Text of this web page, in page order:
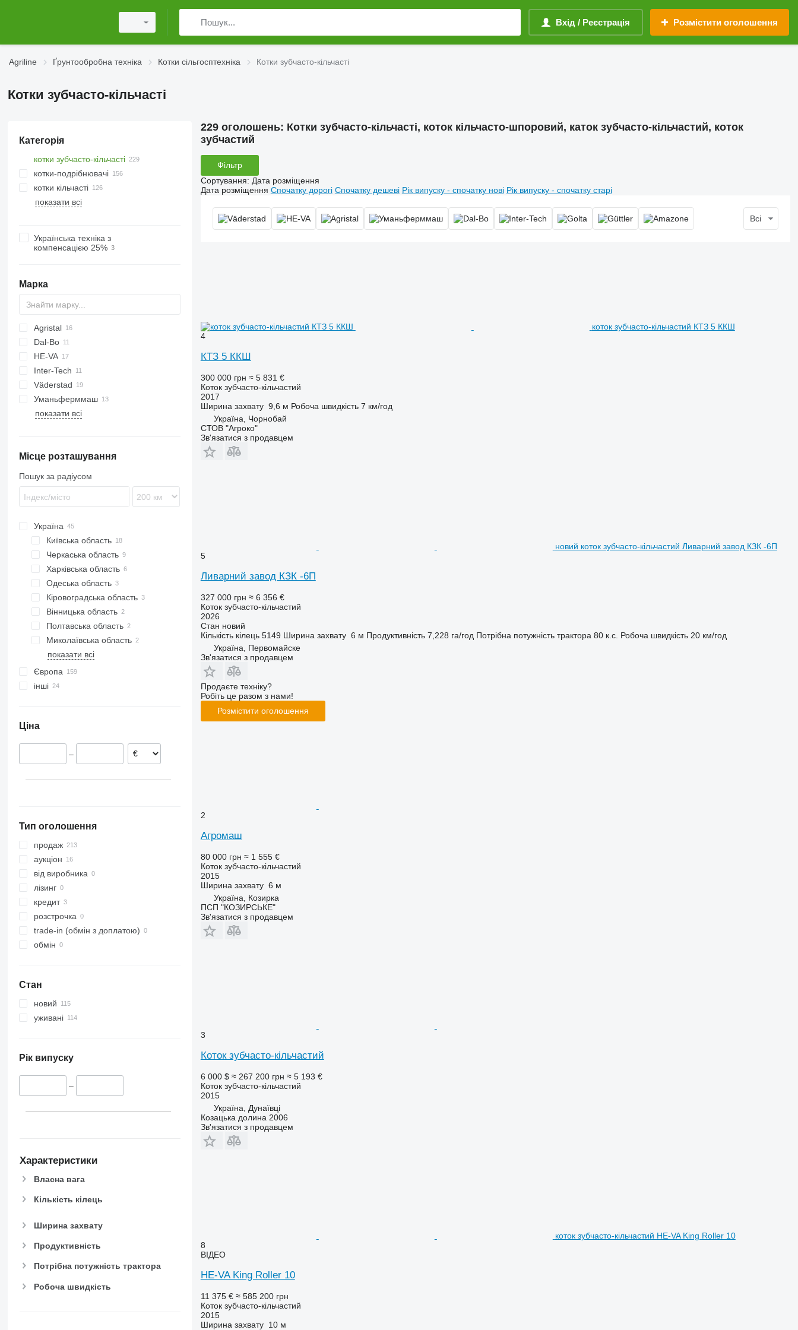
Вхід / Реєстрація Розмістити оголошення
Agriline Ґрунтообробна техніка Котки сільгосптехніка Котки зубчасто-кільчасті
Котки зубчасто-кільчасті
Категорія
котки зубчасто-кільчасті
котки-подрібнювачі
котки кільчасті
показати всі
Українська техніка з
компенсацією 25%
Марка
Agristal
Dal-Bo
Minimax
Multiflex
HE-VA
Inter-Tech
Vari-Master
Zirkon
Lion
KL
Väderstad
Carrier
Rexius
Уманьферммаш
КЗК
показати всі
Місце розташування
Пошук за радіусом
Україна
Київська область
Київ
Вишневе
Черкаська область
Звенигородка
Чорнобай
Золотоноша
Харківська область
Харків
Пісочин
Одеська область
Кіровоградська область
Кропивницький
Знам'янка
Вінницька область
Стрижавка
Полтавська область
Лубни
Миколаївська область
Козирка
Коростень
Дунаївці
Дніпро
показати всі
Європа
Швеція
Литва
інші
Ціна
–
Тип оголошення
продаж
аукціон
від виробника
лізинг
кредит
розстрочка
trade-in (обмін з доплатою)
обмін
Стан
новий
уживані
Рік випуску
–
Характеристики
Власна вага
Кількість кілець
Ширина захвату
Продуктивність
Потрібна потужність трактора
Робоча швидкість
229 оголошень: Котки зубчасто-кільчасті, коток кільчасто-шпоровий, каток зубчасто-кільчастий, коток
зубчастий
Фільтр
Сортування: Дата розміщення
Дата розміщення Спочатку дорогі Спочатку дешеві Рік випуску - спочатку нові Рік випуску - спочатку старі
Всі
коток зубчасто-кільчастий КТЗ 5 ККШ
4
КТЗ 5 ККШ
300 000 грн ≈ 5 831 €
Коток зубчасто-кільчастий
2017
Ширина захвату 9,6 м Робоча швидкість 7 км/год
Україна, Чорнобай
СТОВ "Агроко"
Зв'язатися з продавцем
новий коток зубчасто-кільчастий Ливарний завод КЗК -6П
5
Ливарний завод КЗК -6П
327 000 грн ≈ 6 356 €
Коток зубчасто-кільчастий
2026
Стан новий
Кількість кілець 5149 Ширина захвату 6 м Продуктивність 7,228 га/год Потрібна потужність трактора 80 к.с. Робоча швидкість 20 км/год
Україна, Первомайске
Зв'язатися з продавцем
Продаєте техніку?
Робіть це разом з нами!
Розмістити оголошення
2
Агромаш
80 000 грн ≈ 1 555 €
Коток зубчасто-кільчастий
2015
Ширина захвату 6 м
Україна, Козирка
ПСП "КОЗИРСЬКЕ"
Зв'язатися з продавцем
3
Коток зубчасто-кільчастий
6 000 $ ≈ 267 200 грн ≈ 5 193 €
Коток зубчасто-кільчастий
2015
Україна, Дунаївці
Козацька долина 2006
Зв'язатися з продавцем
коток зубчасто-кільчастий HE-VA King Roller 10
8
ВІДЕО
HE-VA King Roller 10
11 375 € ≈ 585 200 грн
Коток зубчасто-кільчастий
2015
Ширина захвату 10 м